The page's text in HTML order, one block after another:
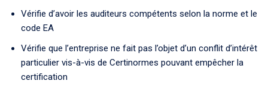
Vérifie d’avoir les auditeurs compétents selon la norme et le
code EA
Vérifie que l’entreprise ne fait pas l’objet d’un conflit d’intérêt
particulier vis-à-vis de Certinormes pouvant empêcher la
certification